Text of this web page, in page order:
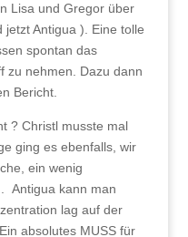
Lisa und Gregor über
jetzt Antigua ). Eine tolle
spontan das
zu nehmen. Dazu dann
Bericht.
? Christl musste mal
ging es ebenfalls, wir
ein wenig
Antigua kann man
lag auf der
absolutes MUSS für